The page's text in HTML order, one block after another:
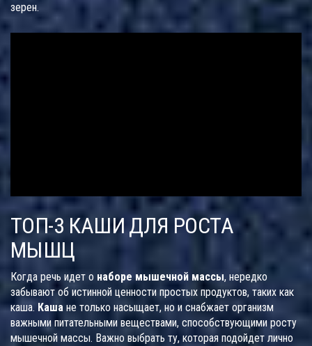
зерен.
ТОП-3 КАШИ ДЛЯ РОСТА
МЫШЦ
Когда речь идет о наборе мышечной массы, нередко
забывают об истинной ценности простых продуктов, таких как
каша. Каша не только насыщает, но и снабжает организм
важными питательными веществами, способствующими росту
мышечной массы. Важно выбрать ту, которая подойдет лично